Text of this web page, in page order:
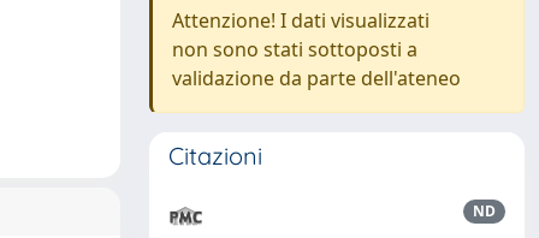
Attenzione! I dati visualizzati
non sono stati sottoposti a
validazione da parte dell'ateneo
Citazioni
ND